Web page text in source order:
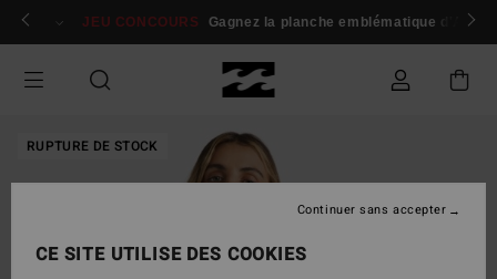
Passer
Se connecter / s'inscrire
JEU CONCOURS Gagnez la planche emblématique d'Andy
RUPTURE DE STOCK
CE SITE UTILISE DES COOKIES
Continuer sans accepter